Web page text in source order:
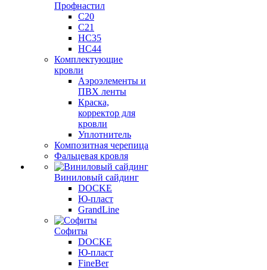
Профнастил
C20
C21
НС35
НС44
Комплектующие
кровли
Аэроэлементы и
ПВХ ленты
Краска,
корректор для
кровли
Уплотнитель
Композитная черепица
Фальцевая кровля
Виниловый сайдинг
DOCKE
Ю-пласт
GrandLine
Софиты
DOCKE
Ю-пласт
FineBer